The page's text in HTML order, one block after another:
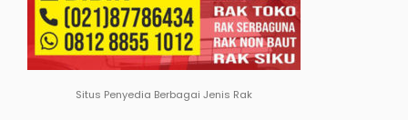
Situs Penyedia Berbagai Jenis Rak